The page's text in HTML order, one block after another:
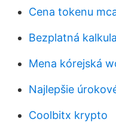
Cena tokenu
Bezplatná
Mena kórejská
Najlepšie
Coolbitx krypto